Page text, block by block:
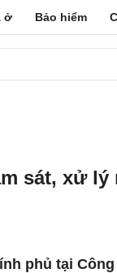
ở Bảo hiểm
sát, xử
phủ tại